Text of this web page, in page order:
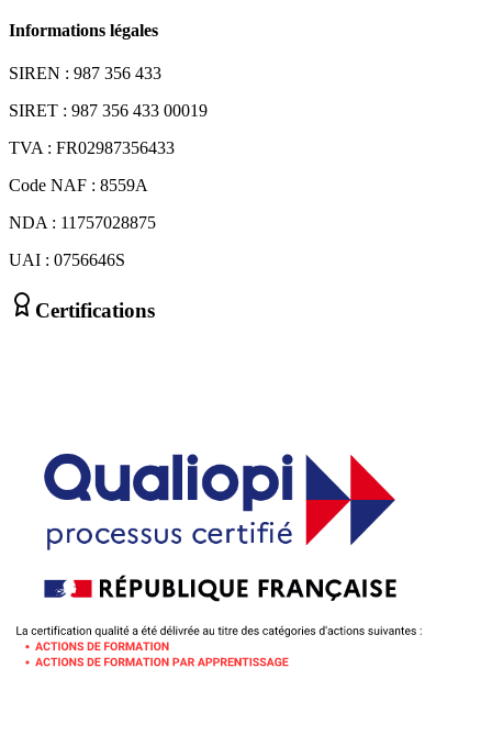
Informations légales
SIREN : 987 356 433
SIRET : 987 356 433 00019
TVA : FR02987356433
Code NAF : 8559A
NDA : 11757028875
UAI : 0756646S
Certifications